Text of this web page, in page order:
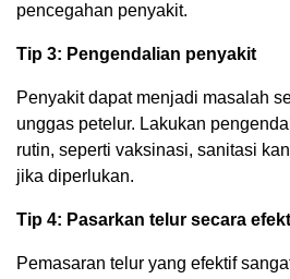
pencegahan penyakit.
Tip 3: Pengendalian penyakit
Penyakit dapat menjadi masalah
unggas petelur. Lakukan
rutin, seperti vaksinasi, sanitasi
jika diperlukan.
Tip 4: Pasarkan telur secara
Pemasaran telur yang efektif